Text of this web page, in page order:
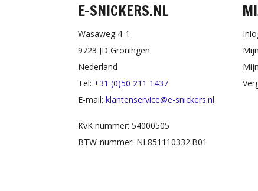
E-SNICKERS.NL
Wasaweg 4-1
9723 JD Groningen
Nederland
Tel: +31 (0)50 211 1437
E-mail: klantenservice@e-snickers.nl
KvK nummer: 54000505
BTW-nummer: NL851110332.B01